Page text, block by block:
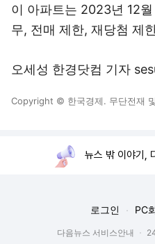
이 아파트는 2023년 12
무, 전매 제한, 재당첨 제
오세성 한경닷컴 기자
Copyright © 한국경제. 무단전재
뉴스 밖 이야기,
로그인 PC
다음뉴스 서비스안내